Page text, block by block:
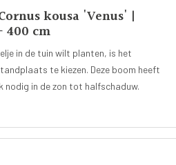
en een vochthoudende tot
geschikt voor deze soort struik.
kousa 'Venus' |
400 cm
in de tuin wilt planten, is het
te kiezen. Deze boom heeft
nodig in de zon tot halfschaduw.